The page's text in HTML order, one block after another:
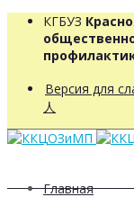
КГБУЗ
Версия для
人
Главная